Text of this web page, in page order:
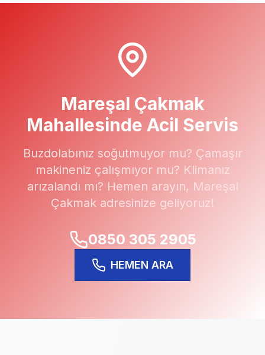
Mareşal Çakmak
Mahallesinde Acil Servis
Buzdolabınız soğutmuyor mu? Çamaşır
makineniz çalışmıyor mu? Klimanız
arızalandı mı? Hemen arayın, Mareşal
Çakmak adresinize geliyoruz!
0850 305 2905
HEMEN ARA